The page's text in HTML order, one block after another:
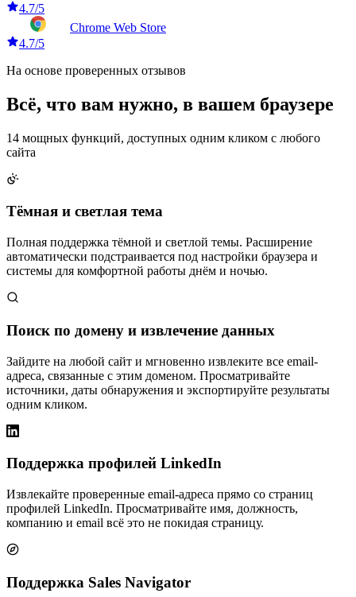
4.7/5
Chrome Web Store
4.7/5
На основе проверенных отзывов
Всё, что вам нужно, в вашем браузере
14 мощных функций, доступных одним кликом с любого
сайта
Тёмная и светлая тема
Полная поддержка тёмной и светлой темы. Расширение
автоматически подстраивается под настройки браузера и
системы для комфортной работы днём и ночью.
Поиск по домену и извлечение данных
Зайдите на любой сайт и мгновенно извлеките все email-
адреса, связанные с этим доменом. Просматривайте
источники, даты обнаружения и экспортируйте результаты
одним кликом.
Поддержка профилей LinkedIn
Извлекайте проверенные email-адреса прямо со страниц
профилей LinkedIn. Просматривайте имя, должность,
компанию и email всё это не покидая страницу.
Поддержка Sales Navigator